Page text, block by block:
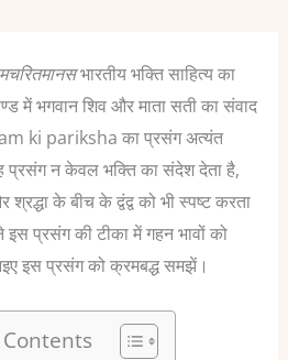
भारतीय भक्ति साहित्य का
में भगवान शिव और माता सती का संवाद
ki pariksha का प्रसंग अत्यंत
प्रसंग न केवल भक्ति का संदेश देता है,
के बीच के द्वंद्व को भी स्पष्ट करता
इस प्रसंग की टीका में गहन भावों को
इस प्रसंग को क्रमबद्ध समझें।